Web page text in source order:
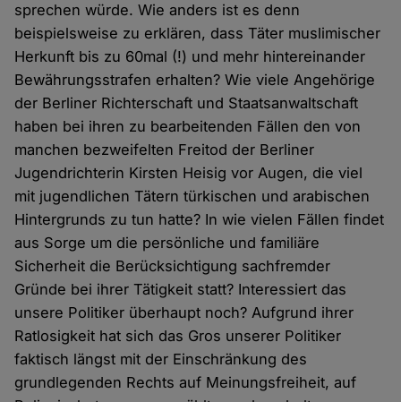
sprechen würde. Wie anders ist es denn
beispielsweise zu erklären, dass Täter muslimischer
Herkunft bis zu 60mal (!) und mehr hintereinander
Bewährungsstrafen erhalten? Wie viele Angehörige
der Berliner Richterschaft und Staatsanwaltschaft
haben bei ihren zu bearbeitenden Fällen den von
manchen bezweifelten Freitod der Berliner
Jugendrichterin Kirsten Heisig vor Augen, die viel
mit jugendlichen Tätern türkischen und arabischen
Hintergrunds zu tun hatte? In wie vielen Fällen findet
aus Sorge um die persönliche und familiäre
Sicherheit die Berücksichtigung sachfremder
Gründe bei ihrer Tätigkeit statt? Interessiert das
unsere Politiker überhaupt noch? Aufgrund ihrer
Ratlosigkeit hat sich das Gros unserer Politiker
faktisch längst mit der Einschränkung des
grundlegenden Rechts auf Meinungsfreiheit, auf